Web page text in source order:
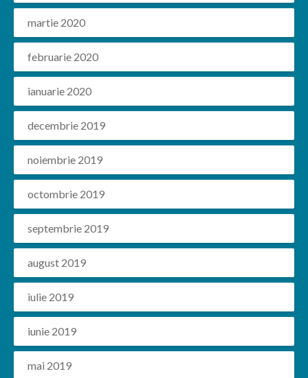
martie 2020
februarie 2020
ianuarie 2020
decembrie 2019
noiembrie 2019
octombrie 2019
septembrie 2019
august 2019
iulie 2019
iunie 2019
mai 2019